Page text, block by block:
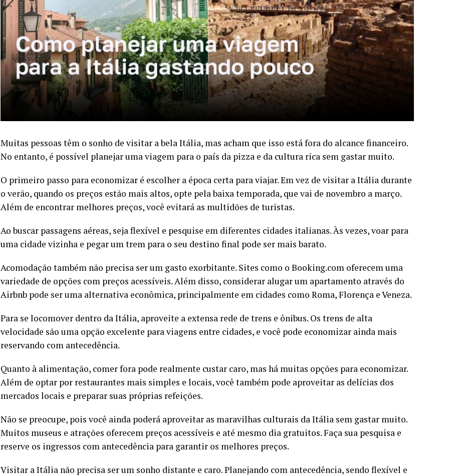
Muitas pessoas têm o sonho de visitar a bela Itália, mas acham que isso está fora do alcance financeiro.
No entanto, é possível planejar uma viagem para o país da pizza e da cultura rica sem gastar muito.
O primeiro passo para economizar é escolher a época certa para viajar. Em vez de visitar a Itália durante
o verão, quando os preços estão mais altos, opte pela baixa temporada, que vai de novembro a março.
Além de encontrar melhores preços, você evitará as multidões de turistas.
Ao buscar passagens aéreas, seja flexível e pesquise em diferentes cidades italianas. Às vezes, voar para
uma cidade vizinha e pegar um trem para o seu destino final pode ser mais barato.
Acomodação também não precisa ser um gasto exorbitante. Sites como o Booking.com oferecem uma
variedade de opções com preços acessíveis. Além disso, considerar alugar um apartamento através do
Airbnb pode ser uma alternativa econômica, principalmente em cidades como Roma, Florença e Veneza.
Para se locomover dentro da Itália, aproveite a extensa rede de trens e ônibus. Os trens de alta
velocidade são uma opção excelente para viagens entre cidades, e você pode economizar ainda mais
reservando com antecedência.
Quanto à alimentação, comer fora pode realmente custar caro, mas há muitas opções para economizar.
Além de optar por restaurantes mais simples e locais, você também pode aproveitar as delícias dos
mercados locais e preparar suas próprias refeições.
Não se preocupe, pois você ainda poderá aproveitar as maravilhas culturais da Itália sem gastar muito.
Muitos museus e atrações oferecem preços acessíveis e até mesmo dia gratuitos. Faça sua pesquisa e
reserve os ingressos com antecedência para garantir os melhores preços.
Visitar a Itália não precisa ser um sonho distante e caro. Planejando com antecedência, sendo flexível e